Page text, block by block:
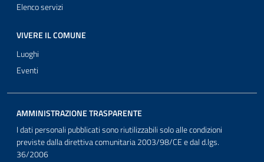
Elenco servizi
VIVERE IL COMUNE
Luoghi
Eventi
AMMINISTRAZIONE TRASPARENTE
I dati personali pubblicati sono riutilizzabili solo alle condizioni
previste dalla direttiva comunitaria 2003/98/CE e dal d.lgs.
36/2006